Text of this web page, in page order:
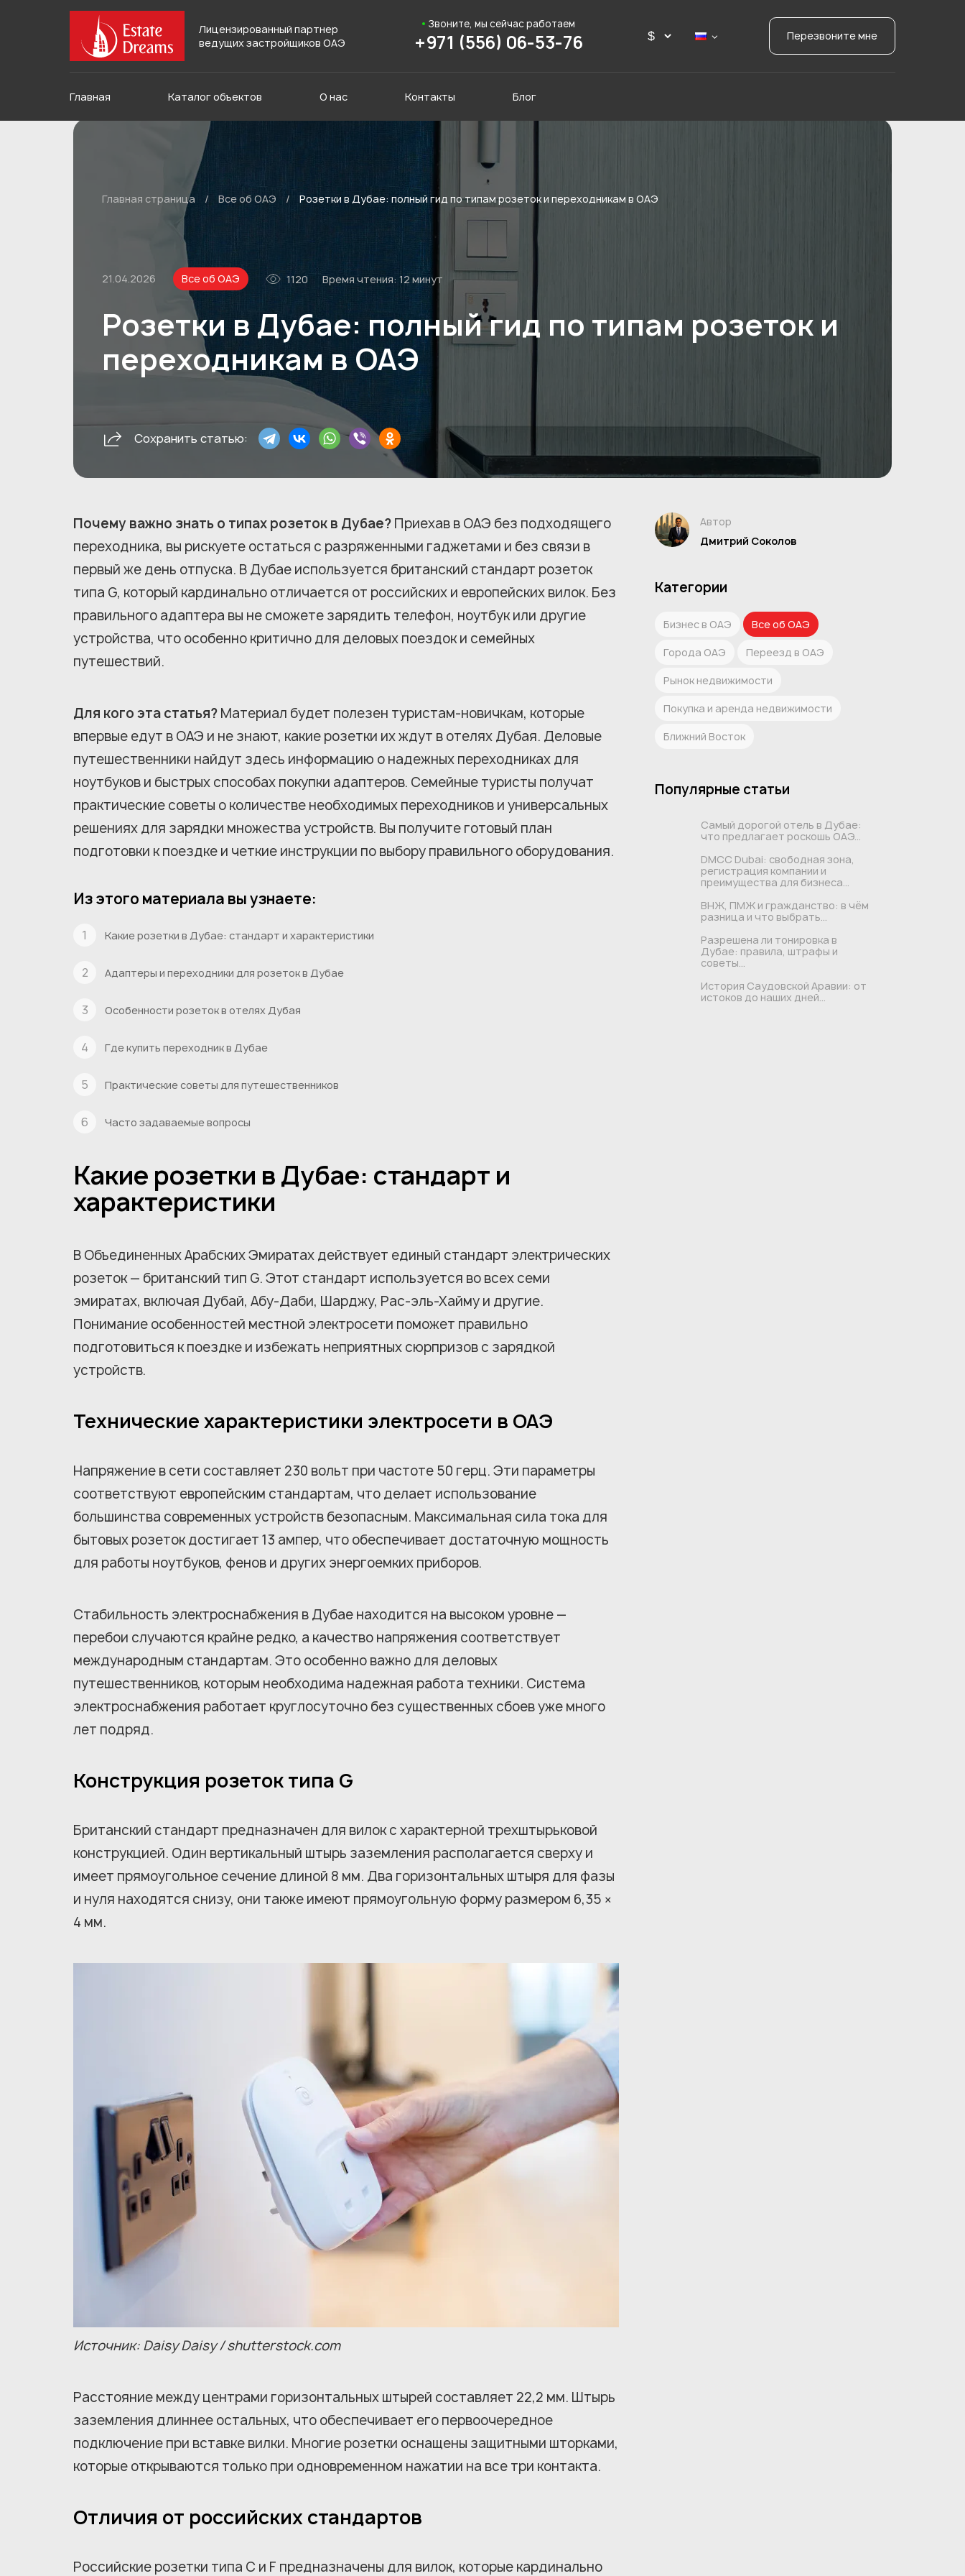
Лицензированный партнер
ведущих застройщиков ОАЭ
Звоните, мы сейчас работаем
+971 (556) 06-53-76 Перезвоните мне
Главная Каталог объектов О нас Контакты Блог
Главная страница / Все об ОАЭ / Розетки в Дубае: полный гид по типам розеток и переходникам в ОАЭ
21.04.2026 Все об ОАЭ 1120 Время чтения: 12 минут
Розетки в Дубае: полный гид по типам розеток и
переходникам в ОАЭ
Сохранить статью:
Почему важно знать о типах розеток в Дубае? Приехав в ОАЭ без подходящего
переходника, вы рискуете остаться с разряженными гаджетами и без связи в
первый же день отпуска. В Дубае используется британский стандарт розеток
типа G, который кардинально отличается от российских и европейских вилок. Без
правильного адаптера вы не сможете зарядить телефон, ноутбук или другие
устройства, что особенно критично для деловых поездок и семейных
путешествий.
Для кого эта статья? Материал будет полезен туристам-новичкам, которые
впервые едут в ОАЭ и не знают, какие розетки их ждут в отелях Дубая. Деловые
путешественники найдут здесь информацию о надежных переходниках для
ноутбуков и быстрых способах покупки адаптеров. Семейные туристы получат
практические советы о количестве необходимых переходников и универсальных
решениях для зарядки множества устройств. Вы получите готовый план
подготовки к поездке и четкие инструкции по выбору правильного оборудования.
Из этого материала вы узнаете:
Какие розетки в Дубае: стандарт и характеристики
Адаптеры и переходники для розеток в Дубае
Особенности розеток в отелях Дубая
Где купить переходник в Дубае
Практические советы для путешественников
Часто задаваемые вопросы
Какие розетки в Дубае: стандарт и
характеристики
В Объединенных Арабских Эмиратах действует единый стандарт электрических
розеток — британский тип G. Этот стандарт используется во всех семи
эмиратах, включая Дубай, Абу-Даби, Шарджу, Рас-эль-Хайму и другие.
Понимание особенностей местной электросети поможет правильно
подготовиться к поездке и избежать неприятных сюрпризов с зарядкой
устройств.
Технические характеристики электросети в ОАЭ
Напряжение в сети составляет 230 вольт при частоте 50 герц. Эти параметры
соответствуют европейским стандартам, что делает использование
большинства современных устройств безопасным. Максимальная сила тока для
бытовых розеток достигает 13 ампер, что обеспечивает достаточную мощность
для работы ноутбуков, фенов и других энергоемких приборов.
Стабильность электроснабжения в Дубае находится на высоком уровне —
перебои случаются крайне редко, а качество напряжения соответствует
международным стандартам. Это особенно важно для деловых
путешественников, которым необходима надежная работа техники. Система
электроснабжения работает круглосуточно без существенных сбоев уже много
лет подряд.
Конструкция розеток типа G
Британский стандарт предназначен для вилок с характерной трехштырьковой
конструкцией. Один вертикальный штырь заземления располагается сверху и
имеет прямоугольное сечение длиной 8 мм. Два горизонтальных штыря для фазы
и нуля находятся снизу, они также имеют прямоугольную форму размером 6,35 ×
4 мм.
Источник: Daisy Daisy / shutterstock.com
Расстояние между центрами горизонтальных штырей составляет 22,2 мм. Штырь
заземления длиннее остальных, что обеспечивает его первоочередное
подключение при вставке вилки. Многие розетки оснащены защитными шторками,
которые открываются только при одновременном нажатии на все три контакта.
Отличия от российских стандартов
Российские розетки типа C и F предназначены для вилок, которые кардинально
Автор
Дмитрий Соколов
Категории
Бизнес в ОАЭ Все об ОАЭ
Города ОАЭ Переезд в ОАЭ
Рынок недвижимости
Покупка и аренда недвижимости
Ближний Восток
Популярные статьи
Самый дорогой отель в Дубае:
что предлагает роскошь ОАЭ...
DMCC Dubai: свободная зона,
регистрация компании и
преимущества для бизнеса...
ВНЖ, ПМЖ и гражданство: в чём
разница и что выбрать...
Разрешена ли тонировка в
Дубае: правила, штрафы и
советы...
История Саудовской Аравии: от
истоков до наших дней...